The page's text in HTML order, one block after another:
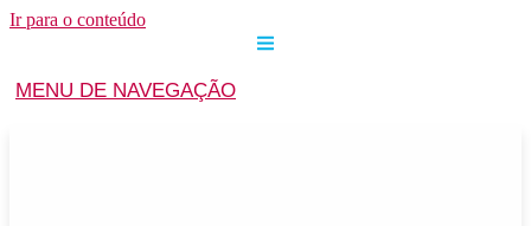
Ir para o conteúdo
MENU DE NAVEGAÇÃO